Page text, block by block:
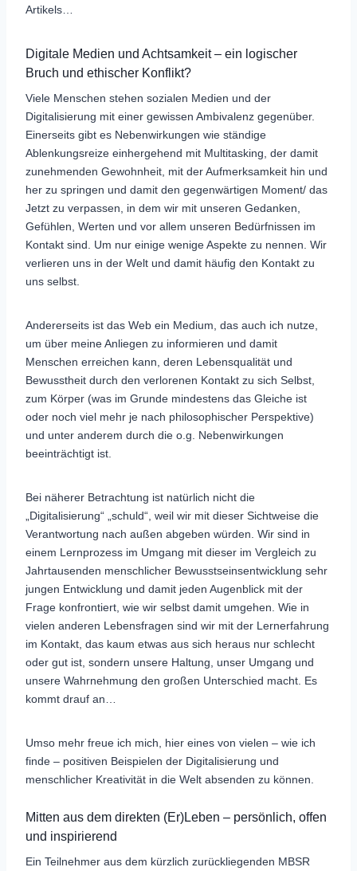
Artikels…
Digitale Medien und Achtsamkeit – ein logischer
Bruch und ethischer Konflikt?
Viele Menschen stehen sozialen Medien und der
Digitalisierung mit einer gewissen Ambivalenz gegenüber.
Einerseits gibt es Nebenwirkungen wie ständige
Ablenkungsreize einhergehend mit Multitasking, der damit
zunehmenden Gewohnheit, mit der Aufmerksamkeit hin und
her zu springen und damit den gegenwärtigen Moment/ das
Jetzt zu verpassen, in dem wir mit unseren Gedanken,
Gefühlen, Werten und vor allem unseren Bedürfnissen im
Kontakt sind. Um nur einige wenige Aspekte zu nennen. Wir
verlieren uns in der Welt und damit häufig den Kontakt zu
uns selbst.
Andererseits ist das Web ein Medium, das auch ich nutze,
um über meine Anliegen zu informieren und damit
Menschen erreichen kann, deren Lebensqualität und
Bewusstheit durch den verlorenen Kontakt zu sich Selbst,
zum Körper (was im Grunde mindestens das Gleiche ist
oder noch viel mehr je nach philosophischer Perspektive)
und unter anderem durch die o.g. Nebenwirkungen
beeinträchtigt ist.
Bei näherer Betrachtung ist natürlich nicht die
„Digitalisierung“ „schuld“, weil wir mit dieser Sichtweise die
Verantwortung nach außen abgeben würden. Wir sind in
einem Lernprozess im Umgang mit dieser im Vergleich zu
Jahrtausenden menschlicher Bewusstseinsentwicklung sehr
jungen Entwicklung und damit jeden Augenblick mit der
Frage konfrontiert, wie wir selbst damit umgehen. Wie in
vielen anderen Lebensfragen sind wir mit der Lernerfahrung
im Kontakt, das kaum etwas aus sich heraus nur schlecht
oder gut ist, sondern unsere Haltung, unser Umgang und
unsere Wahrnehmung den großen Unterschied macht. Es
kommt drauf an…
Umso mehr freue ich mich, hier eines von vielen – wie ich
finde – positiven Beispielen der Digitalisierung und
menschlicher Kreativität in die Welt absenden zu können.
Mitten aus dem direkten (Er)Leben – persönlich, offen
und inspirierend
Ein Teilnehmer aus dem kürzlich zurückliegenden MBSR